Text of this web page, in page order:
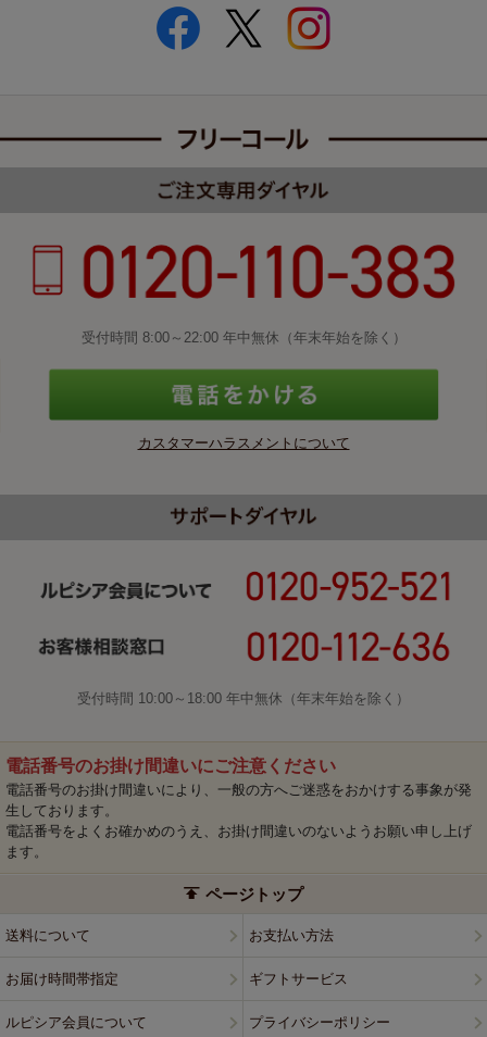
受付時間 8:00～22:00 年中無休（年末年始を除く）
カスタマーハラスメントについて
受付時間 10:00～18:00 年中無休（年末年始を除く）
電話番号のお掛け間違いにご注意ください
電話番号のお掛け間違いにより、一般の方へご迷惑をおかけする事象が発
生しております。
電話番号をよくお確かめのうえ、お掛け間違いのないようお願い申し上げ
ます。
ページトップ
送料について お支払い方法
お届け時間帯指定 ギフトサービス
ルピシア会員について プライバシーポリシー